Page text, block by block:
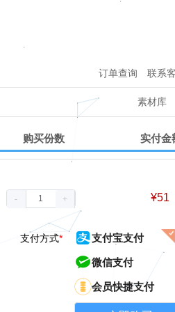
订单查询 联系
素材库
购买份数 实付金
- + ¥51
支付方式* 支付宝支付
微信支付
会员快捷支付